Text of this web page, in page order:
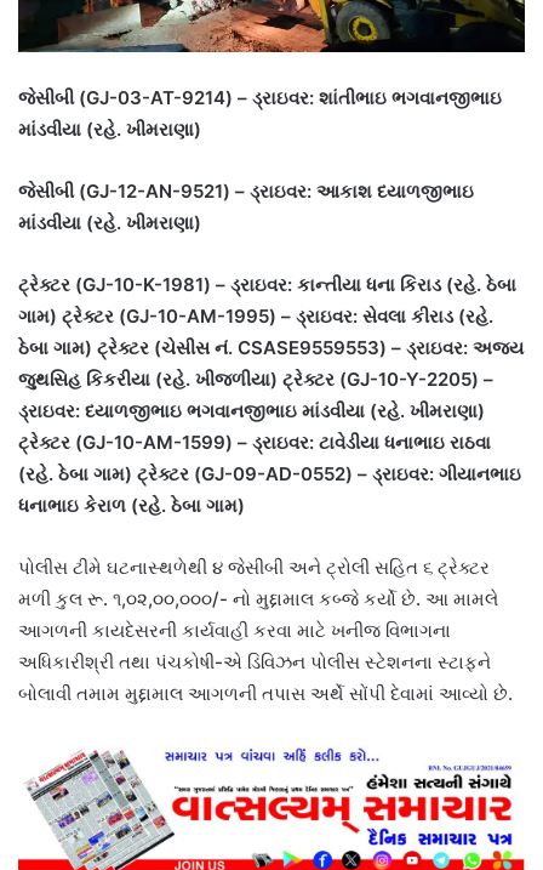
જેસીબી (GJ-03-AT-9214) – ડ્રાઇવર: શાંતીભાઇ ભગવાનજીભાઇ
માંડવીયા (રહે. ખીમરાણા)
જેસીબી (GJ-12-AN-9521) – ડ્રાઇવર: આકાશ દયાળજીભાઇ
માંડવીયા (રહે. ખીમરાણા)
ટ્રેક્ટર (GJ-10-K-1981) – ડ્રાઇવર: કાન્તીયા ધના કિરાડ (રહે. ઠેબા
ગામ) ટ્રેક્ટર (GJ-10-AM-1995) – ડ્રાઇવર: સેવલા કીરાડ (રહે.
ઠેબા ગામ) ટ્રેક્ટર (ચેસીસ નં. CSASE9559553) – ડ્રાઇવર: અજય
જુથસિહ કિકરીયા (રહે. ખીજળીયા) ટ્રેક્ટર (GJ-10-Y-2205) –
ડ્રાઇવર: દયાળજીભાઇ ભગવાનજીભાઇ માંડવીયા (રહે. ખીમરાણા)
ટ્રેક્ટર (GJ-10-AM-1599) – ડ્રાઇવર: ટાવેડીયા ધનાભાઇ રાઠવા
(રહે. ઠેબા ગામ) ટ્રેક્ટર (GJ-09-AD-0552) – ડ્રાઇવર: ગીયાનભાઇ
ધનાભાઇ કેરાળ (રહે. ઠેબા ગામ)
પોલીસ ટીમે ઘટનાસ્થળેથી ૪ જેસીબી અને ટ્રોલી સહિત ૬ ટ્રેક્ટર
મળી કુલ રૂ. ૧,૦૨,૦૦,૦૦૦/- નો મુદ્દામાલ કબ્જે કર્યો છે. આ મામલે
આગળની કાયદેસરની કાર્યવાહી કરવા માટે ખનીજ વિભાગના
અધિકારીશ્રી તથા પંચકોષી-એ ડિવિઝન પોલીસ સ્ટેશનના સ્ટાફને
બોલાવી તમામ મુદ્દામાલ આગળની તપાસ અર્થે સોંપી દેવામાં આવ્યો છે.